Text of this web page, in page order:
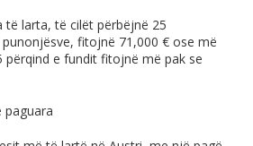
të larta, të cilët përbëjnë 25
fitojnë 71,000 € ose më
përqind e fundit fitojnë më pak se
paguara